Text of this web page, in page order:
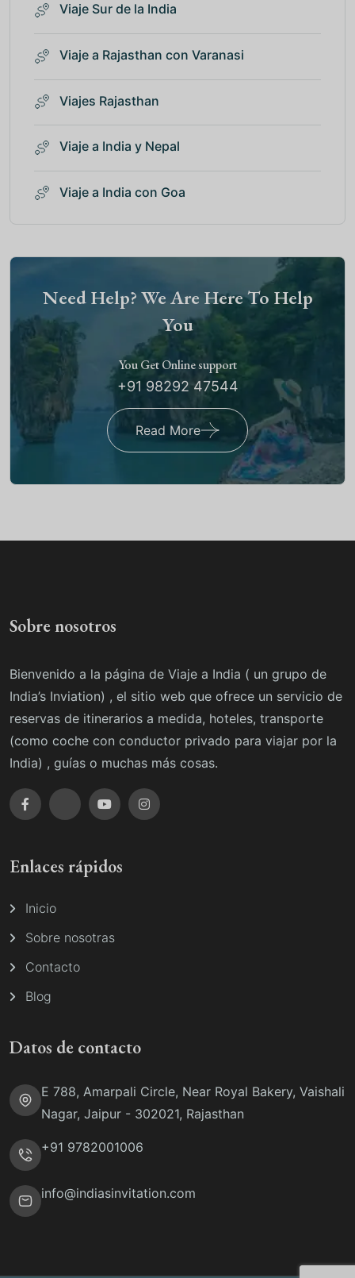
Viaje Sur de la India
Viaje a Rajasthan con Varanasi
Viajes Rajasthan
Viaje a India y Nepal
Viaje a India con Goa
Need Help? We Are Here To Help
You
You Get Online support
+91 98292 47544
Read More
Sobre nosotros
Bienvenido a la página de Viaje a India ( un grupo de
India’s Inviation) , el sitio web que ofrece un servicio de
reservas de itinerarios a medida, hoteles, transporte
(como coche con conductor privado para viajar por la
India) , guías o muchas más cosas.
Enlaces rápidos
Inicio
Sobre nosotras
Contacto
Blog
Datos de contacto
E 788, Amarpali Circle, Near Royal Bakery, Vaishali
Nagar, Jaipur - 302021, Rajasthan
+91 9782001006
info@indiasinvitation.com